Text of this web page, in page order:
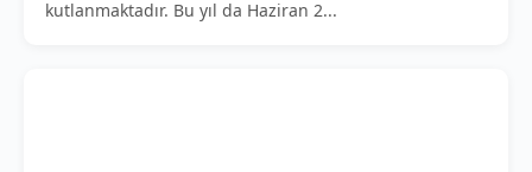
kutlanmaktadır. Bu yıl da Haziran 2...